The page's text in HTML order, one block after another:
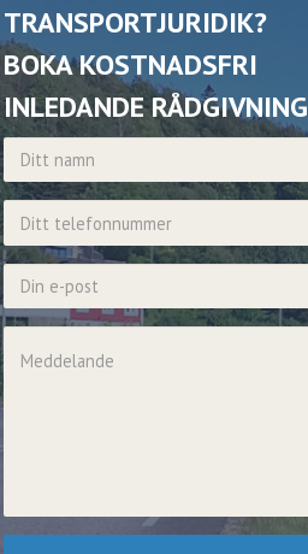
TRANSPORTJURIDIK?
BOKA KOSTNADSFRI
INLEDANDE RÅDGIVNING
Namn
Telefonnummer
E-post